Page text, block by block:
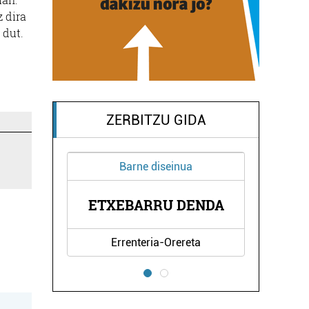
dira
ZERBITZU GIDA
Barne diseinua
ETXEBARRU DENDA
Errenteria-Orereta